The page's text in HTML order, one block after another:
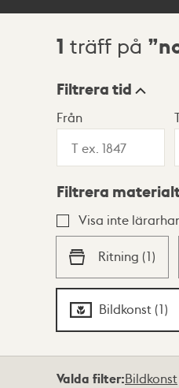
Sökresultat
1 träff på
Visningsläge
Lista Karta
Filtrera tid
Från
Filtrera
Visa inte
Ritning (1)
Bildkonst (1)
Valda filter:Bildkonst